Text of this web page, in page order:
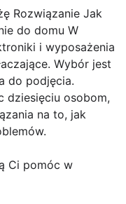
Rozwiązanie Jak
do domu W
i wyposażenia
Wybór jest
do podjęcia.
dziesięciu osobom,
na to, jak
Ci pomóc w